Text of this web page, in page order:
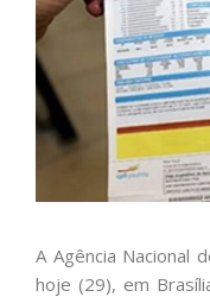
A Agência Nacional
hoje (29), em